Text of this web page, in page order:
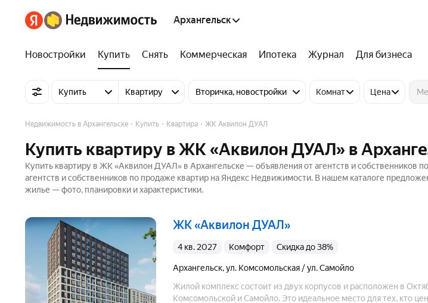
Архангельск
Новостройки Купить Снять Коммерческая Ипотека Журнал Для бизнеса
Купить Квартиру Вторичка, новостройки Комнат Цена
Недвижимость в Архангельске Купить Квартира ЖК Аквилон ДУАЛ
Купить квартиру в ЖК «Аквилон ДУАЛ» в
Купить квартиру в ЖК «Аквилон ДУАЛ» в Архангельске — объявления от агентств и собственников
агентств и собственников по продаже квартир на Яндекс Недвижимости. В нашем каталоге
жилье — фото, планировки и характеристики.
ЖК «Аквилон ДУАЛ»
4 кв. 2027 комфорт Скидка до 38%
Архангельск,ул. Комсомольская / ул. Самойло
Жилой комплекс состоит из двух корпусов и расположен в
Комсомольской и Самойло. Это идеальное место для тех, кто